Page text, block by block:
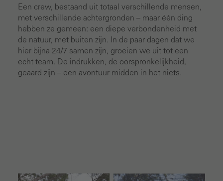
Een crew, bestaand uit totaal verschillende mensen,
met verschillende achtergronden – maar één ding
hebben ze gemeen: een diepe verbondenheid met
de natuur, met buiten zijn. In de paar dagen dat we
hier bijna 24/7 samen zijn, groeien we uit tot een
echt team. De indrukken, de oorspronkelijkheid,
geaard zijn – een avontuur midden in het niets.